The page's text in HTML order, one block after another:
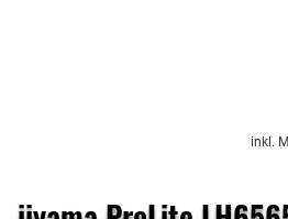
inkl.